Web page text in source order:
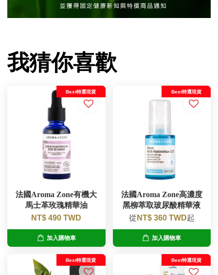
我猜你喜歡
Best特選現貨
法國Aroma Zone有機大
馬士革玫瑰精華油
NT$ 490 TWD
加入購物車
Best特選現貨
法國Aroma Zone高濃度
黑柳萃取玻尿酸精華液
從 NT$ 360 TWD起
加入購物車
Best特選現貨 Best特選現貨